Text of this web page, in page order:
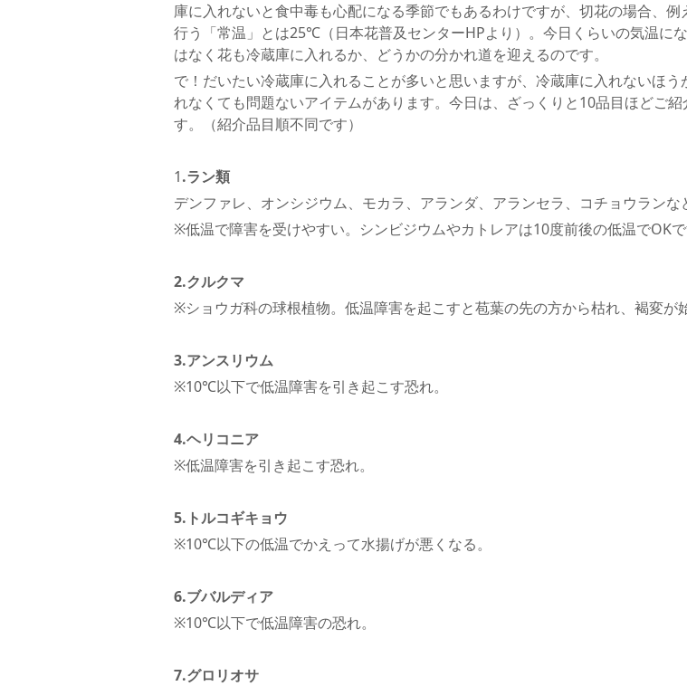
庫に入れないと食中毒も心配になる季節でもあるわけですが、切花の場合、例
行う「常温」とは25℃（日本花普及センターHPより）。今日くらいの気温に
はなく花も冷蔵庫に入れるか、どうかの分かれ道を迎えるのです。
で！だいたい冷蔵庫に入れることが多いと思いますが、冷蔵庫に入れないほう
れなくても問題ないアイテムがあります。今日は、ざっくりと10品目ほどご紹
す。（紹介品目順不同です）
1.ラン類
デンファレ、オンシジウム、モカラ、アランダ、アランセラ、コチョウランな
※低温で障害を受けやすい。シンビジウムやカトレアは10度前後の低温でOKで
2.クルクマ
※ショウガ科の球根植物。低温障害を起こすと苞葉の先の方から枯れ、褐変が
3.アンスリウム
※10℃以下で低温障害を引き起こす恐れ。
4.ヘリコニア
※低温障害を引き起こす恐れ。
5.トルコギキョウ
※10℃以下の低温でかえって水揚げが悪くなる。
6.ブバルディア
※10℃以下で低温障害の恐れ。
7.グロリオサ